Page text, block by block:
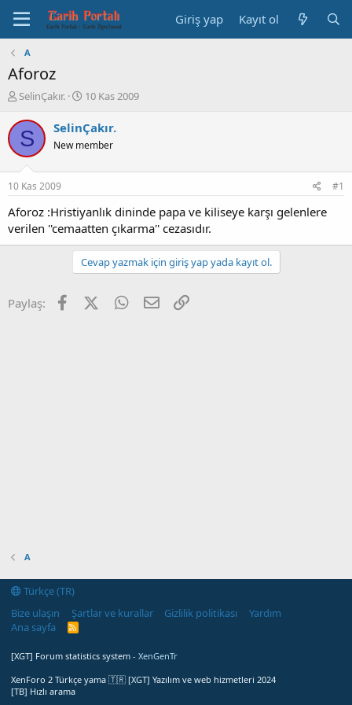
Giriş yap Kayıt ol
A
Aforoz
K
n
b
u
u
b
a
l
SelinÇakır.
B
ş
l
a
ç
a
r
i
i
10 Kas 2009
S SelinÇakır.
New member
10 Kas 2009 #1
Aforoz :Hristiyanlık dininde papa ve kiliseye karşı gelenlere
verilen ''cemaatten çıkarma'' cezasıdır.
Cevap yazmak için giriş yap yada kayıt ol.
Paylaş: FacebookX (Twitter)WhatsApp
E-posta
A
Türkçe (TR)
Bize ulaşın
Şartlar ve kurallar Gizlilik politikası
Yardım
Ana sayfa
R
[XGT] Forum statistics system - XenGenTr
XenForo 2 Türkçe yama 🇹🇷 [XGT] Yazılım ve web hizmetleri 2024
[TB] Hızlı arama